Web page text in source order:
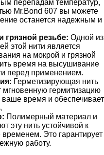
перепадам температур,
Mr.Bond 607 вы можете
останется надежным и
грязной резьбе: Одной из
этой нити является
на мокрой и грязной
время на высушивание
перед применением.
Герметизирующая нить
мгновенную гермитизацию
ваше время и обеспечивает
Полимерный материал и
эту нить устойчивой к
Это гарантирует
работу.